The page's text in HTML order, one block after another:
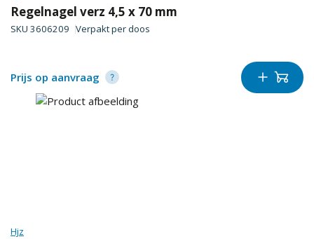
Regelnagel verz 4,5 x 70 mm
SKU 3606209 Verpakt perdoos
Prijs op aanvraag
Hjz